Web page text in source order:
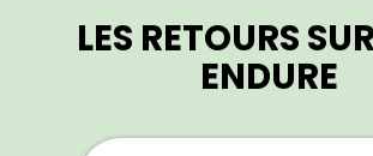
LES RETOURS
ENDURE